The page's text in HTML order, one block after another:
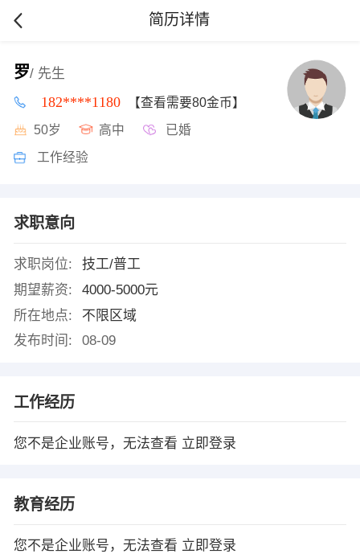
简历详情
罗/ 先生
182****1180 【查看需要80金币】
50岁 高中 已婚
工作经验
求职意向
求职岗位:
技工/普工
期望薪资:
4000-5000元
所在地点:
不限区域
发布时间:
08-09
工作经历
您不是企业账号，无法查看 立即登录
教育经历
您不是企业账号，无法查看 立即登录